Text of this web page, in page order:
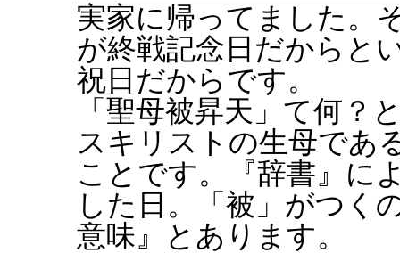
実家に帰ってました。
が終戦記念日だからと
祝日だからです。
「聖母被昇天」て何？
スキリストの生母であ
ことです。『辞書』に
した日。「被」がつく
意味』とあります。